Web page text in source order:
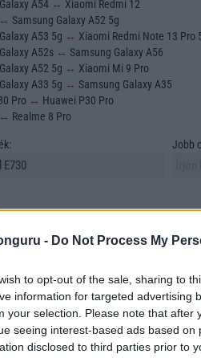
- Do Not Process My
to opt-out of the sale, sharing to
information for targeted advertising
your selection. Please note that
seeing interest-based ads based
disclosed to third parties prior to
A54 ↔ Xiaomi Redmi 12
↔ Samsung Galaxy A52 5g
A53 5g ↔ Xiaomi Redmi Note 13 Pro
A52s ↔ Samsung Galaxy A56
A52 5g ↔ Xiaomi Mi 9 Pro
A33 5g ↔ Samsung Galaxy A35
Pro ↔ Huawei P30 Pro
↔ Realme 8 Pro
Jobb
kiválasztása és összehasonlítása az egyik
vásárolni. A mobiltelefonok
hasonlítunk össze. Ebben a cikkben
segítünk megtalálni azokat az elemeket,